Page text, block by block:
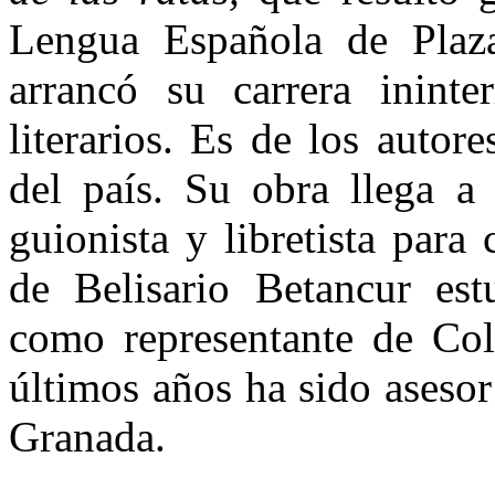
Lengua Española de
arrancó su carrera
literarios. Es de los
del país. Su obra llega a
guionista y libretista para
de Belisario Betancur
como representante de
últimos años ha sido
Granada.